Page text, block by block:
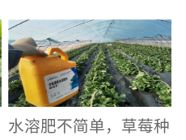
水溶肥不简单，草莓种